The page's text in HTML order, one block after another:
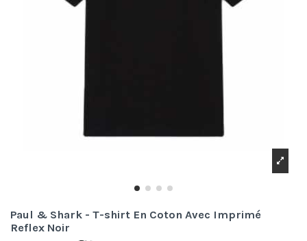
Paul & Shark - T-shirt En Coton Avec Imprimé
Reflex Noir